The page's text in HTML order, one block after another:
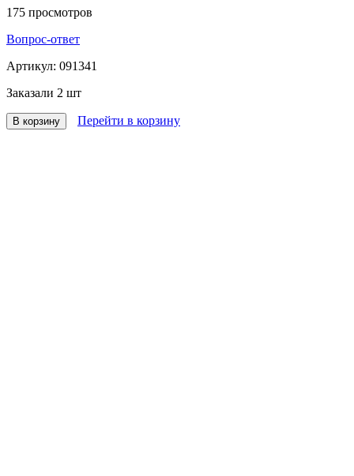
175 просмотров
Вопрос-ответ
Артикул: 091341
Заказали 2 шт
В корзину Перейти в корзину